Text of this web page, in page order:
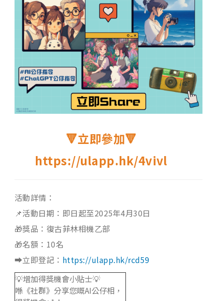
🔻立即參加🔻
https://ulapp.hk/4vivl
活動詳情：
📌活動日期：即日起至2025年4月30日
🎁獎品：復古菲林相機乙部
🎁名額：10名
➡️立即登記： https://ulapp.hk/rcd59
💡增加得獎機會小貼士💡
喺《社群》分享您嘅AI公仔相，